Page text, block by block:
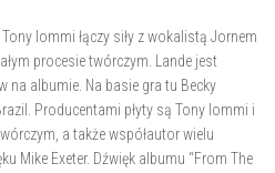
Iommi łączy siły z wokalistą Jornem
procesie twórczym. Lande jest
albumie. Na basie gra tu Becky
Producentami płyty są Tony Iommi i
a także współautor wielu
Mike Exeter. Dźwięk albumu “From The